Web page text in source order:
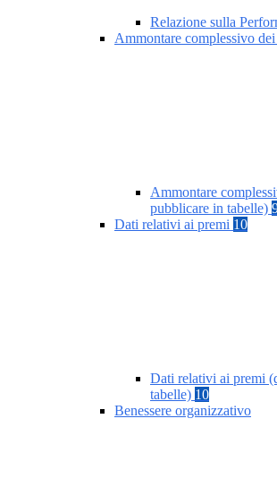
Relazione sulla
Ammontare complessivo
Ammontare
pubblicare in tabelle)
Dati relativi ai premi 10
Dati relativi ai premi
tabelle) 10
Benessere organizzativo